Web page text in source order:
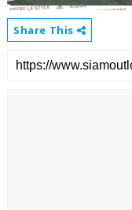
Share This